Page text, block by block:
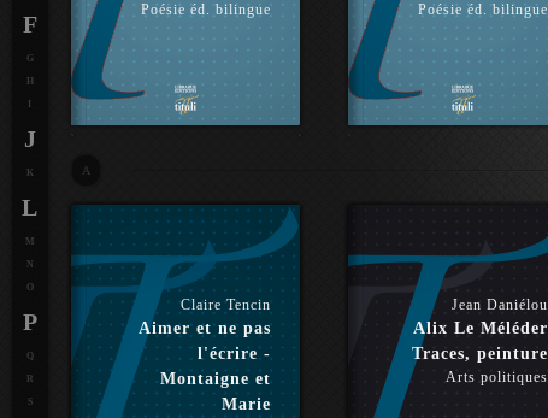
Poésie éd. bilingue Poésie éd. bilingue
A
Claire Tencin
Aimer et ne pas
l'écrire -
Montaigne et
Marie
Jean Daniélou
Alix Le Méléder
Traces, peinture
Arts politiques
F
G
J
K
L
M
N
O
P
Q
R
S